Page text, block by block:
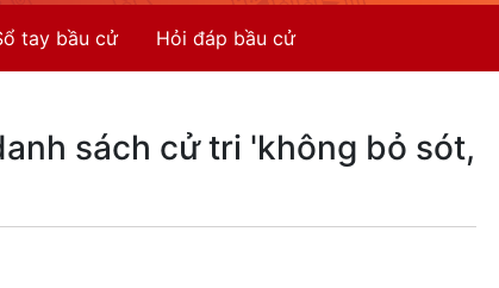
tay bầu cử Hỏi đáp bầu cử
sách cử tri 'không bỏ sót,